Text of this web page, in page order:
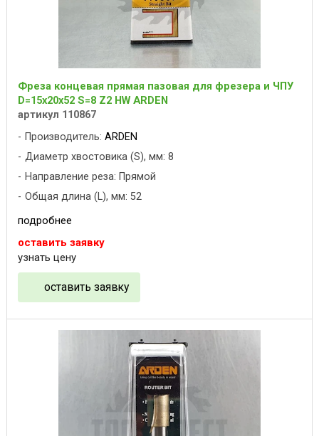
Фреза концевая прямая пазовая для фрезера и ЧПУ
D=15x20x52 S=8 Z2 HW ARDEN
артикул 110867
Производитель: ARDEN
Диаметр хвостовика (S), мм: 8
Направление реза: Прямой
Общая длина (L), мм: 52
подробнее
оставить заявку
узнать цену
оставить заявку